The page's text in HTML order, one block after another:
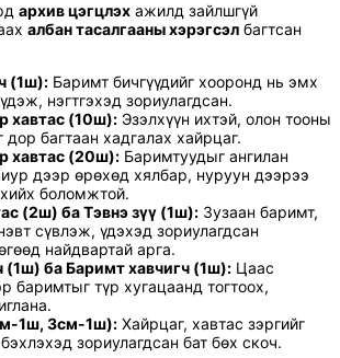
архив цэгцлэх ажилд зайлшгүй
албан тасалгааны хэрэгсэл багтсан
(1ш): Баримт бичгүүдийг хооронд нь эмх
нэгтгэхэд зориулагдсан.
хавтас (10ш): Эзэлхүүн ихтэй, олон тооны
дор багтаан хадгалах хайрцаг.
хавтас (20ш): Баримтуудыг ангилан
дээр өрөхөд хялбар, нуруун дээрээ
боломжтой.
(2ш) ба Тэвнэ зүү (1ш): Зузаан баримт,
сүвлэж, үдэхэд зориулагдсан
найдвартай арга.
(1ш) ба Баримт хавчигч (1ш): Цаас
баримтыг түр хугацаанд тогтоох,
1ш, 3см-1ш): Хайрцаг, хавтас зэргийг
зориулагдсан бат бөх скоч.